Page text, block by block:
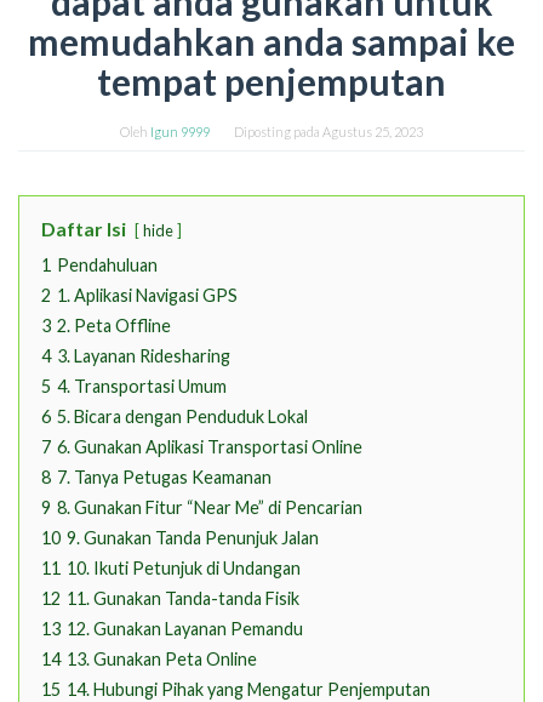
memudahkan anda sampai ke
tempat penjemputan
Oleh Igun 9999 Diposting pada Agustus 25, 2023
Daftar Isi hide
1 Pendahuluan
2 1. Aplikasi Navigasi GPS
3 2. Peta Offline
4 3. Layanan Ridesharing
5 4. Transportasi Umum
6 5. Bicara dengan Penduduk Lokal
7 6. Gunakan Aplikasi Transportasi Online
8 7. Tanya Petugas Keamanan
9 8. Gunakan Fitur “Near Me” di Pencarian
10 9. Gunakan Tanda Penunjuk Jalan
11 10. Ikuti Petunjuk di Undangan
12 11. Gunakan Tanda-tanda Fisik
13 12. Gunakan Layanan Pemandu
14 13. Gunakan Peta Online
15 14. Hubungi Pihak yang Mengatur Penjemputan